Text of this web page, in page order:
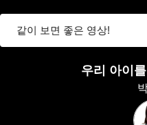
같이 보면 좋은 영상!
우리 아이